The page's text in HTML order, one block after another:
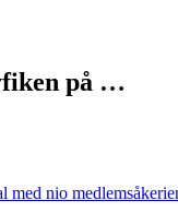
på …
med nio